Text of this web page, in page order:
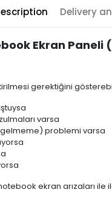
Delivery
Ekran Paneli
gerektiğini
varsa
problemi varsa
notebook ekran